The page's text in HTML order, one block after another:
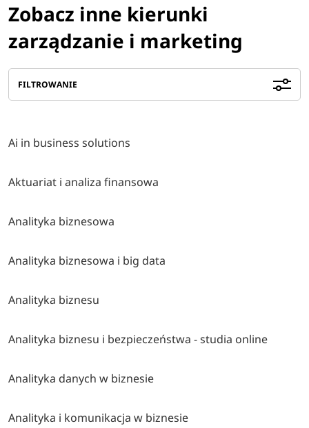
Zobacz inne kierunki
zarządzanie i marketing
FILTROWANIE
Ai in business solutions
Aktuariat i analiza finansowa
Analityka biznesowa
Analityka biznesowa i big data
Analityka biznesu
Analityka biznesu i bezpieczeństwa - studia online
Analityka danych w biznesie
Analityka i komunikacja w biznesie